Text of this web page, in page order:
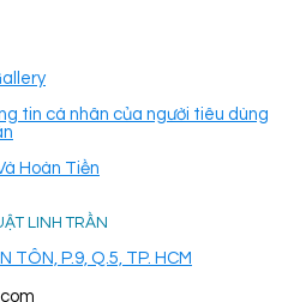
tin cá nhân của người tiêu dùng
Hoàn Tiền
LINH TRẦN
TÔN, P.9, Q.5, TP. HCM